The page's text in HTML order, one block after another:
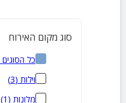
סוג מקום האירוח
כל הסוגים
וילות (
3
)
מלונות (
1
)